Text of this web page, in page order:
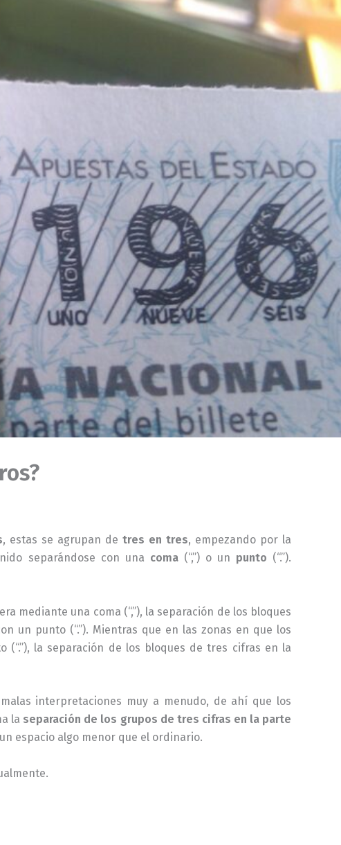
, estas se agrupan de tres en tres, empezando por la
separándose con una coma(“,”) o un punto (“.”).
mediante una coma (“,”), la separación de los bloques
un punto (“.”). Mientras que en las zonas en que los
la separación de los bloques de tres cifras en la
interpretaciones muy a menudo, de ahí que los
la separación de los grupos de tres cifras en la parte
un espacio algo menor que el ordinario.